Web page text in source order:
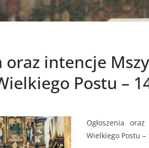
oraz intencje
Postu –
Ogłoszenia
Wielkiego Postu